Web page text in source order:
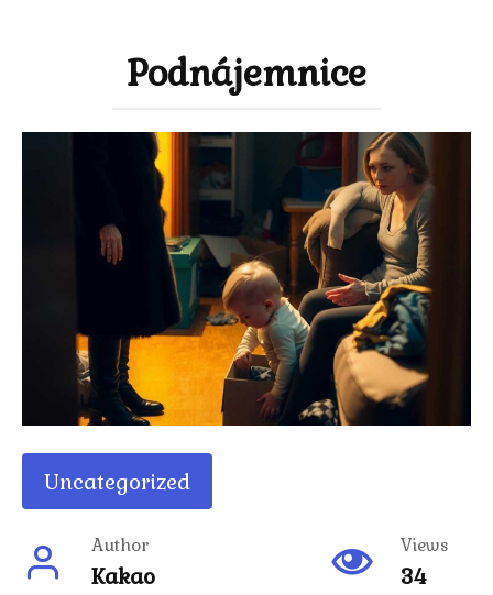
Podnájemnice
Uncategorized
Author
Kakao
Views
34